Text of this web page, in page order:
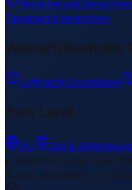
Versicherung
Taxgewicht berechnen
Weiterführendes
Luftfracht Grundlagen
Zum Land
AU
Zoll & Abfertigung
Weiterführende Links1
Zuletzt aktualisiert: 27.